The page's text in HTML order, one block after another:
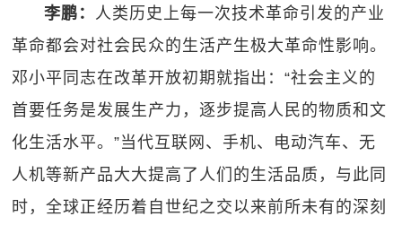
李鹏： 人类历史上每一次技术革命引发的产业
革命都会对社会民众的生活产生极大革命性影响。
邓小平同志在改革开放初期就指出：“社会主义的
首要任务是发展生产力，逐步提高人民的物质和文
化生活水平。”当代互联网、手机、电动汽车、无
人机等新产品大大提高了人们的生活品质，与此同
时，全球正经历着自世纪之交以来前所未有的深刻